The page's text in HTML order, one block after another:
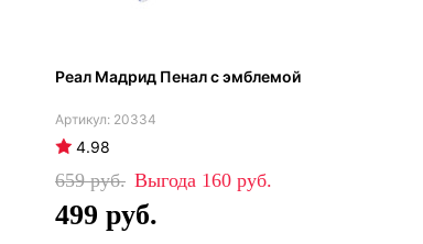
Реал Мадрид Пенал с эмблемой
20334
4.98
659 160
499